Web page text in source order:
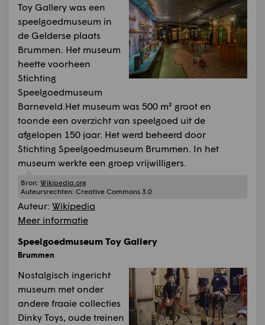
Toy Gallery was een
speelgoedmuseum in
de Gelderse plaats
Brummen. Het museum
heette voorheen
Stichting
Speelgoedmuseum
Barneveld.Het museum was 500 m² groot en
toonde een overzicht van speelgoed uit de
afgelopen 150 jaar. Het werd beheerd door
Stichting Speelgoedmuseum Brummen. In het
museum werkte een groep vrijwilligers.
Bron: Wikipedia.org
Auteursrechten: Creative Commons 3.0
Auteur: Wikipedia
Meer informatie
Speelgoedmuseum Toy Gallery
Brummen
Nostalgisch ingericht
museum met onder
andere fraaie collecties
Dinky Toys, oude treinen